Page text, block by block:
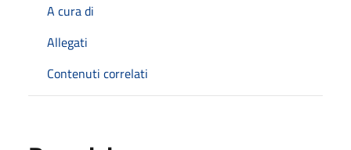
A cura di
Allegati
Contenuti correlati